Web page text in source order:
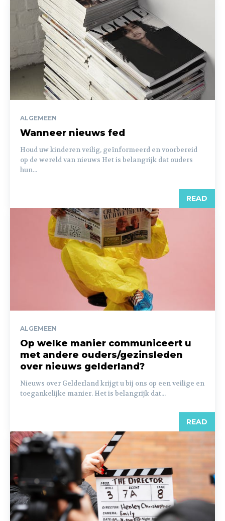
ALGEMEEN
Wanneer nieuws fed
Houd uw kinderen veilig, geïnformeerd en voorbereid
op de wereld van nieuws Het is belangrijk dat ouders
hun...
READ
ALGEMEEN
Op welke manier communiceert u
met andere ouders/gezinsleden
over nieuws gelderland?
Nieuws over Gelderland krijgt u bij ons op een veilige en
toegankelijke manier. Het is belangrijk dat...
READ